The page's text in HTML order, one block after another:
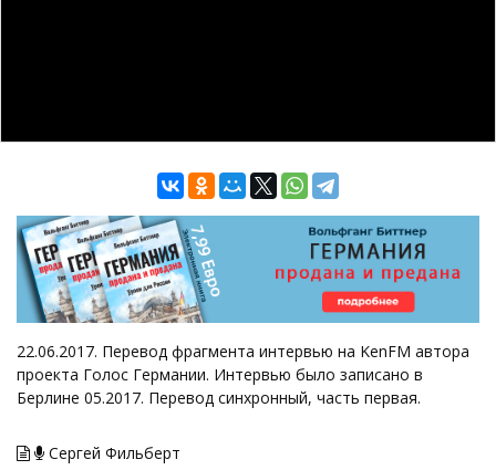
22.06.2017. Перевод фрагмента интервью на KenFM автора
проекта Голос Германии. Интервью было записано в
Берлине 05.2017. Перевод синхронный, часть первая.
Сергей Фильберт